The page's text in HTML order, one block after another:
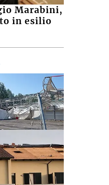
Marabini,
in esilio